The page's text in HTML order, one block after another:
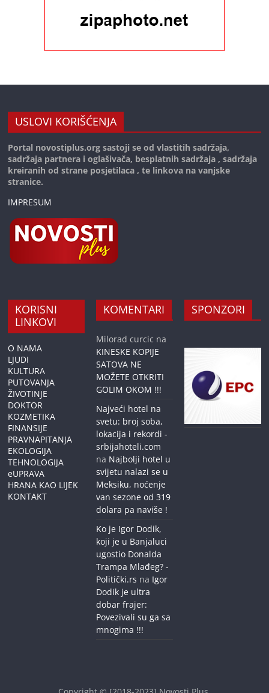
USLOVI KORIŠĆENJA
Portal novostiplus.org sastoji se od vlastitih sadržaja,
sadržaja partnera i oglašivača, besplatnih sadržaja , sadržaja
kreiranih od strane posjetilaca , te linkova na vanjske
stranice.
IMPRESUM
KORISNI
LINKOVI
O NAMA
LJUDI
KULTURA
PUTOVANJA
ŽIVOTINJE
DOKTOR
KOZMETIKA
FINANSIJE
PRAVNAPITANJA
EKOLOGIJA
TEHNOLOGIJA
eUPRAVA
HRANA KAO LIJEK
KONTAKT
KOMENTARI
Milorad curcic na
KINESKE KOPIJE
SATOVA NE
MOŽETE OTKRITI
GOLIM OKOM !!!
Najveći hotel na
svetu: broj soba,
lokacija i rekordi -
srbijahoteli.com
na Najbolji hotel u
svijetu nalazi se u
Meksiku, noćenje
van sezone od 319
dolara pa naviše !
Ko je Igor Dodik,
koji je u Banjaluci
ugostio Donalda
Trampa Mlađeg? -
Politički.rs na Igor
Dodik je ultra
dobar frajer:
Povezivali su ga sa
mnogima !!!
SPONZORI